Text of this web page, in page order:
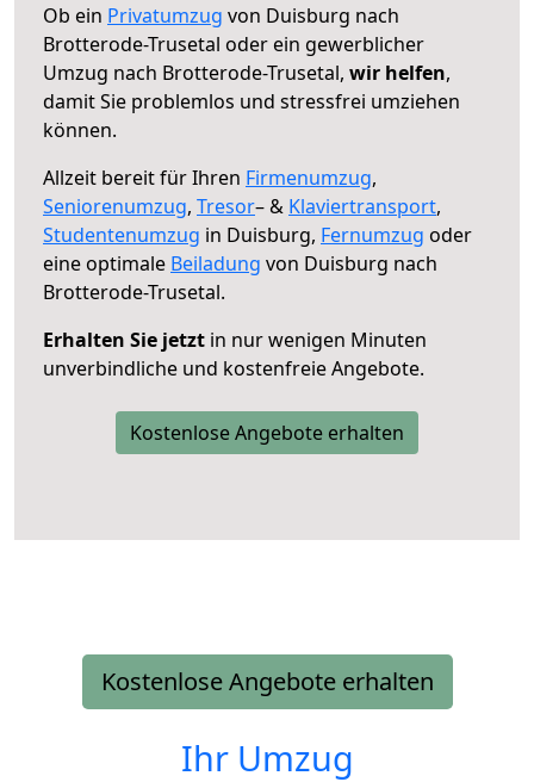
Ob ein Privatumzug von Duisburg nach
Brotterode-Trusetal oder ein gewerblicher
Umzug nach Brotterode-Trusetal, wir helfen,
damit Sie problemlos und stressfrei umziehen
können.
Allzeit bereit für Ihren Firmenumzug,
Seniorenumzug, Tresor– & Klaviertransport,
Studentenumzug in Duisburg, Fernumzug oder
eine optimale Beiladung von Duisburg nach
Brotterode-Trusetal.
Erhalten Sie jetzt in nur wenigen Minuten
unverbindliche und kostenfreie Angebote.
Kostenlose Angebote erhalten
Kostenlose Angebote erhalten
Ihr Umzug